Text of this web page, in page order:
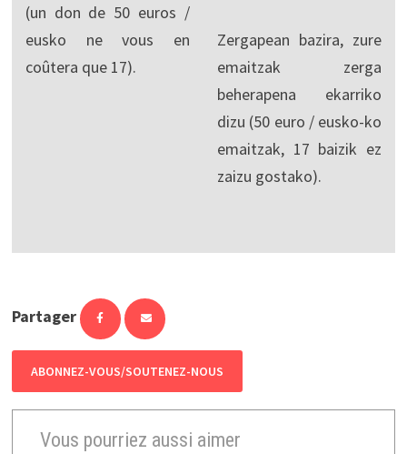
(un don de 50 euros /
eusko ne vous en
coûtera que 17).
Zergapean bazira, zure
emaitzak zerga
beherapena ekarriko
dizu (50 euro / eusko-ko
emaitzak, 17 baizik ez
zaizu gostako).
Partager
ABONNEZ-VOUS/SOUTENEZ-NOUS
Vous pourriez aussi aimer